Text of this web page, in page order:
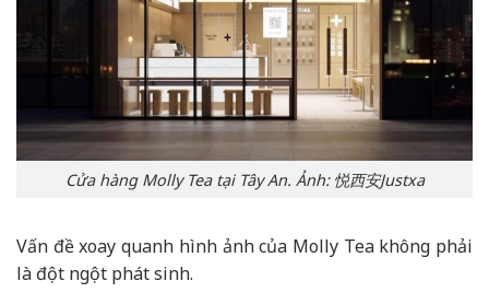
Cửa hàng Molly Tea tại Tây An. Ảnh: 悦西安Justxa
Vấn đề xoay quanh hình ảnh của Molly Tea không phải
là đột ngột phát sinh.